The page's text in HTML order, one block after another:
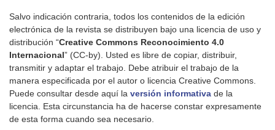
Salvo indicación contraria, todos los contenidos de la edición
electrónica de la revista se distribuyen bajo una licencia de uso y
distribución “Creative Commons Reconocimiento 4.0
Internacional” (CC-by). Usted es libre de copiar, distribuir,
transmitir y adaptar el trabajo. Debe atribuir el trabajo de la
manera especificada por el autor o licencia Creative Commons.
Puede consultar desde aquí la versión informativa de la
licencia. Esta circunstancia ha de hacerse constar expresamente
de esta forma cuando sea necesario.